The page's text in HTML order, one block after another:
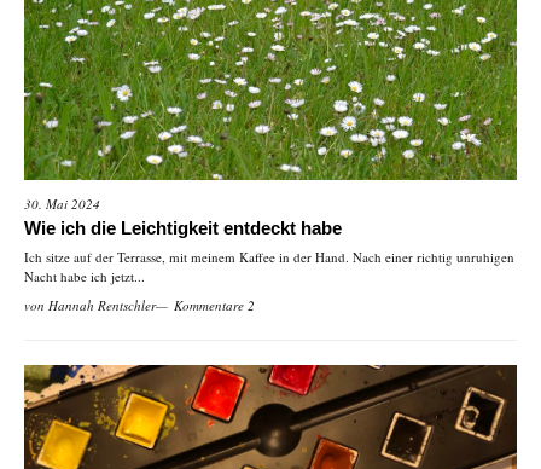
30. Mai 2024
Wie ich die Leichtigkeit entdeckt habe
Ich sitze auf der Terrasse, mit meinem Kaffee in der Hand. Nach einer richtig unruhigen
Nacht habe ich jetzt...
von Hannah Rentschler Kommentare 2